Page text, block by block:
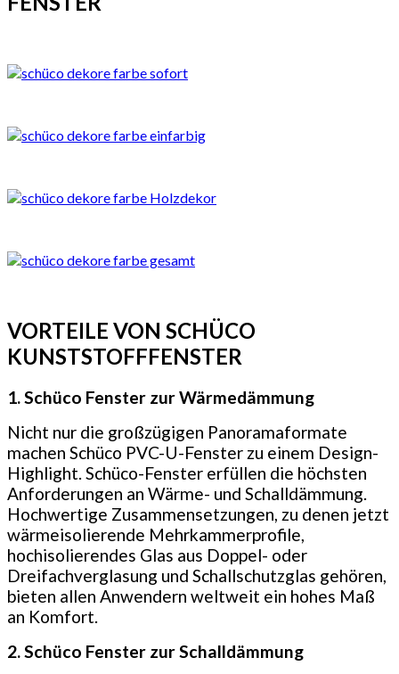
VORTEILE VON SCHÜCO
KUNSTSTOFFFENSTER
1. Schüco Fenster zur Wärmedämmung
Nicht nur die großzügigen Panoramaformate
machen Schüco PVC-U-Fenster zu einem Design-
Highlight. Schüco-Fenster erfüllen die höchsten
Anforderungen an Wärme- und Schalldämmung.
Hochwertige Zusammensetzungen, zu denen jetzt
wärmeisolierende Mehrkammerprofile,
hochisolierendes Glas aus Doppel- oder
Dreifachverglasung und Schallschutzglas gehören,
bieten allen Anwendern weltweit ein hohes Maß
an Komfort.
2. Schüco Fenster zur Schalldämmung